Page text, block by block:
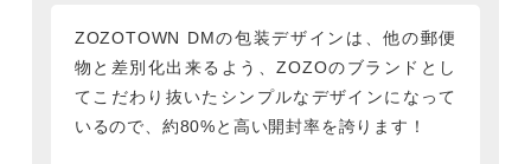
ZOZOTOWN DMの包装デザインは、他の郵便
物と差別化出来るよう、ZOZOのブランドとし
てこだわり抜いたシンプルなデザインになって
いるので、約80%と高い開封率を誇ります！